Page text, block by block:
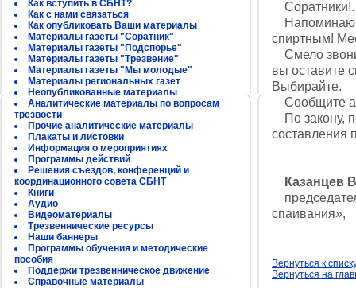
Как вступить в СБНТ?
Как с нами связаться
Как опубликовать Ваши материалы
Материалы газеты "Соратник"
Материалы газеты "Подспорье"
Материалы газеты "Трезвение"
Материалы газеты "Мы молодые"
Материалы региональных газет
Неопубликованные материалы
Аналитические материалы по вопросам
трезвости
Прочие аналитические материалы
Плакаты и листовки
Информация о мероприятиях
Программы действий
Решения съездов, конференций и
координационного совета СБНТ
Книги
Аудио
Видеоматериалы
Трезвеннические ресурсы
Наши баннеры
Программы обучения и методические
пособия
Поддержи трезвенническое движение
Справочные материалы
Соратники!.
Напоминаю.
спиртным!
Смело
вы оставите
Выбирайте.
Сообщите
По закону,
составления
Казанцев
спаивания»,
Вернуться к
Вернуться на